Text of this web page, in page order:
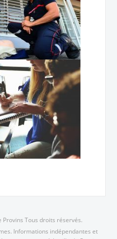
Tous droits réservés.
Informations indépendantes et